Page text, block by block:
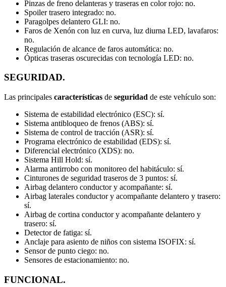
Pinzas de freno delanteras y traseras en color rojo: no.
Spoiler trasero integrado: no.
Paragolpes delantero GLI: no.
Faros de Xenón con luz en curva, luz diurna LED, lavafaros:
no.
Regulación de alcance de faros automática: no.
Ópticas traseras oscurecidas con tecnología LED: no.
SEGURIDAD.
Las principales características de seguridad de este vehículo son:
Sistema de estabilidad electrónico (ESC): sí.
Sistema antibloqueo de frenos (ABS): sí.
Sistema de control de tracción (ASR): sí.
Programa electrónico de estabilidad (EDS): sí.
Diferencial electrónico (XDS): no.
Sistema Hill Hold: sí.
Alarma antirrobo con monitoreo del habitáculo: sí.
Cinturones de seguridad traseros de 3 puntos: sí.
Airbag delantero conductor y acompañante: sí.
Airbag laterales conductor y acompañante delantero y trasero:
sí.
Airbag de cortina conductor y acompañante delantero y
trasero: sí.
Detector de fatiga: sí.
Anclaje para asiento de niños con sistema ISOFIX: sí.
Sensor de punto ciego: no.
Sensores de estacionamiento: no.
FUNCIONAL.